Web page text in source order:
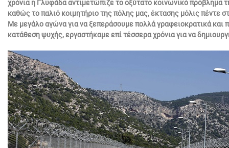
χρόνια η Γλυφάδα αντιμετώπιζε το οξύτατο κοινωνικό πρόβλημα
καθώς το παλιό κοιμητήριο της πόλης μας, έκτασης μόλις πέντε
Με μεγάλο αγώνα για να ξεπεράσουμε πολλά γραφειοκρατικά και
κατάθεση ψυχής, εργαστήκαμε επί τέσσερα χρόνια για να